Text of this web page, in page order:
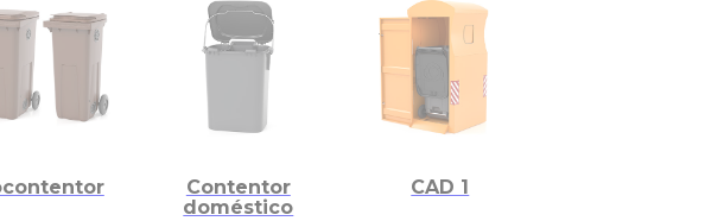
Contentor
doméstico
CAD 1